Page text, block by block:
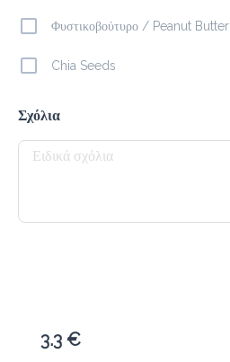
Φυστικοβούτυρο / Peanut Butter
Chia Seeds
Σχόλια
3.3 €